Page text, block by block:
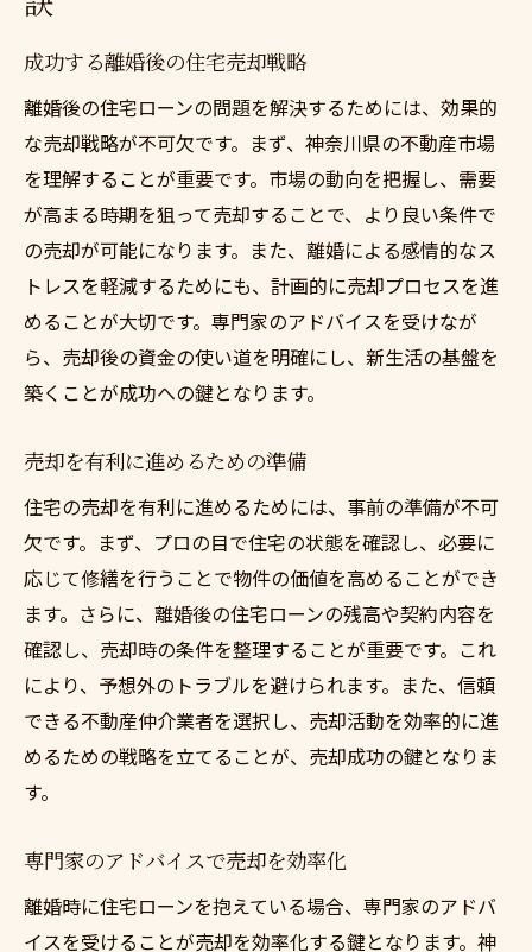
成功する離婚後の住宅売却戦略
離婚後の住宅ローンの問題を解決するためには、効果的
な売却戦略が不可欠です。まず、神奈川県の不動産市場
を理解することが重要です。市場の動向を把握し、需要
が高まる時期を狙って売却することで、より良い条件で
の売却が可能になります。また、離婚による感情的なス
トレスを軽減するためにも、計画的に売却プロセスを進
めることが大切です。専門家のアドバイスを受けなが
ら、売却後の資金の使い道を明確にし、新生活の基盤を
築くことが成功への鍵となります。
売却を有利に進めるための準備
住宅の売却を有利に進めるためには、事前の準備が不可
欠です。まず、プロの目で住宅の状態を確認し、必要に
応じて修繕を行うことで物件の価値を高めることができ
ます。さらに、離婚後の住宅ローンの残高や契約内容を
確認し、売却時の条件を整理することが重要です。これ
により、予想外のトラブルを避けられます。また、信頼
できる不動産仲介業者を選択し、売却活動を効率的に進
めるための戦略を立てることが、売却成功の鍵となりま
す。
専門家のアドバイスで売却を効率化
離婚時に住宅ローンを抱えている場合、専門家のアドバ
イスを受けることが売却を効率化する鍵となります。神